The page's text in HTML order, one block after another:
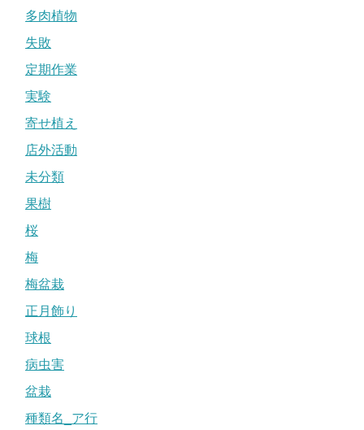
多肉植物
失敗
定期作業
実験
寄せ植え
店外活動
未分類
果樹
桜
梅
梅盆栽
正月飾り
球根
病虫害
盆栽
種類名_ア行